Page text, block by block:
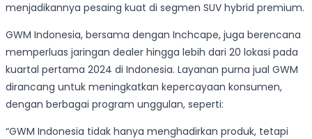
menjadikannya pesaing kuat di segmen SUV hybrid premium.
GWM Indonesia, bersama dengan Inchcape, juga berencana
memperluas jaringan dealer hingga lebih dari 20 lokasi pada
kuartal pertama 2024 di Indonesia. Layanan purna jual GWM
dirancang untuk meningkatkan kepercayaan konsumen,
dengan berbagai program unggulan, seperti:
“GWM Indonesia tidak hanya menghadirkan produk, tetapi